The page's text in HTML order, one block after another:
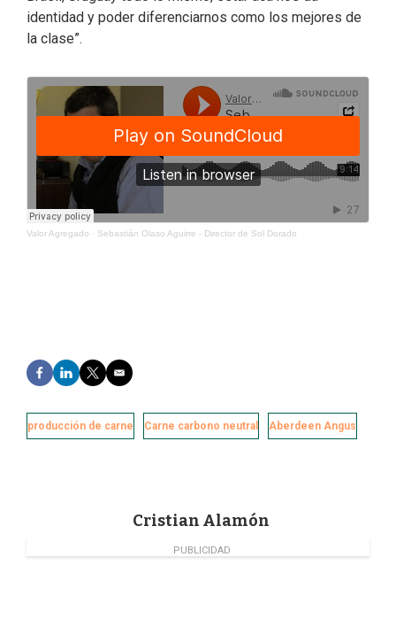
identidad y poder diferenciarnos como los mejores de
la clase”.
Valor Agregado · Sebastián Olaso Aguirre - Director de Sol Dorado
F
a
e
b
L
i
k
e
T
w
t
t
E
m
i
l
producción de carne Carne carbono neutral Aberdeen Angus
Cristian Alamón
PUBLICIDAD